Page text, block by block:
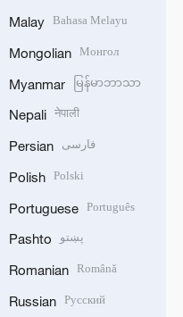
Malay Bahasa Melayu
Mongolian Монгол
Myanmar မြန်မာဘာသာ
Nepali नेपाली
Persian فارسی
Polish Polski
Portuguese Português
Pashto پښتو
Romanian Română
Russian Русский